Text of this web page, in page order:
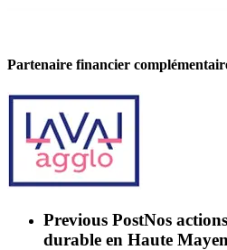
Partenaire financier
Previous PostNos
durable en Haute